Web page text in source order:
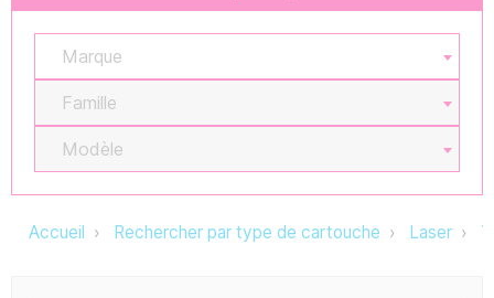
Marque
Famille
Modèle
Accueil Rechercher par type de cartouche Laser